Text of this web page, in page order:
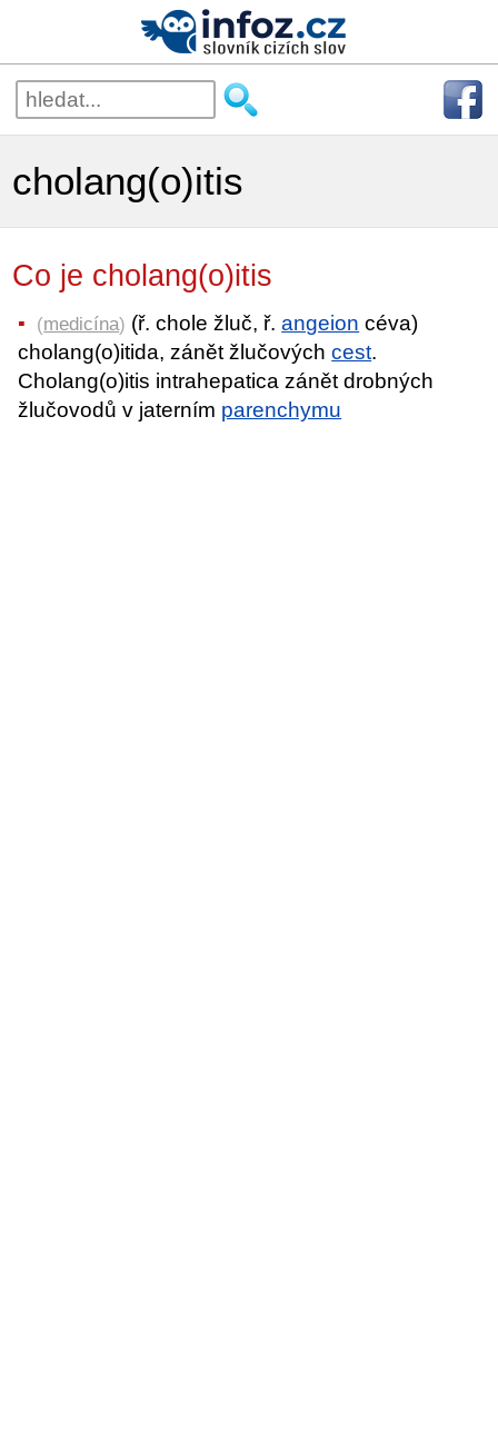
cholang(o)itis
Co je cholang(o)itis
(medicína) (ř. chole žluč, ř.angeion céva)
cholang(o)itida, zánět žlučovýchcest.
Cholang(o)itis intrahepatica zánět drobných
žlučovodů v jaterním parenchymu